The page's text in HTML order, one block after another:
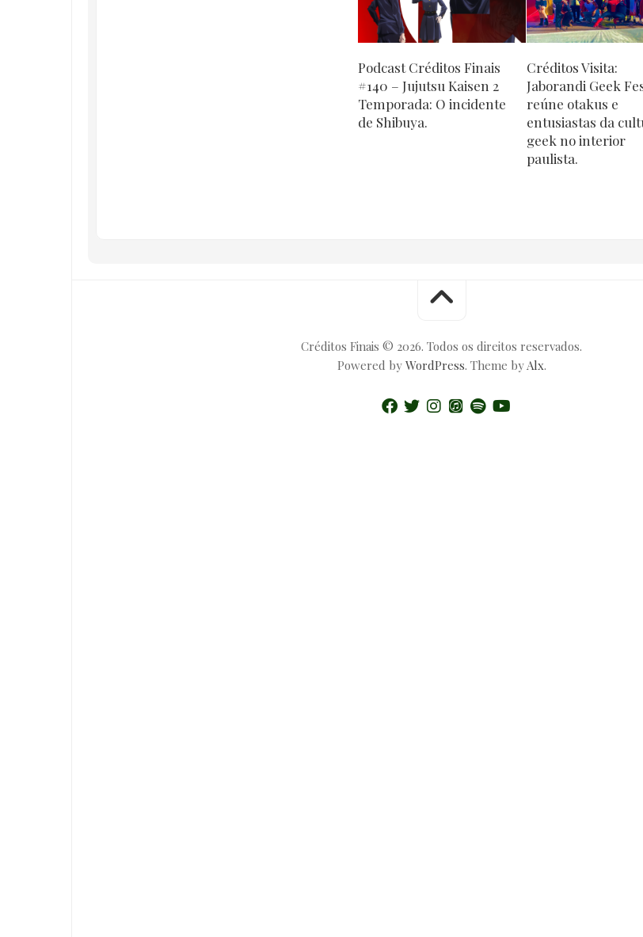
Podcast Créditos Finais
#140 – Jujutsu Kaisen 2
Temporada: O incidente
de Shibuya.
Créditos Visita:
Jaborandi Geek
reúne otakus e
entusiastas da
geek no interior
paulista.
Créditos Finais © 2026. Todos os direitos reservados.
Powered by WordPress. Theme by Alx.